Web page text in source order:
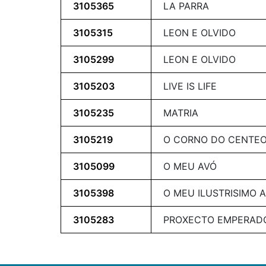
3105365 LA PARRA
3105315 LEON E OLVIDO
3105299 LEON E OLVIDO
3105203 LIVE IS LIFE
3105235 MATRIA
3105219 O CORNO DO
3105099 O MEU AVÓ
3105398 O MEU ILUSTRISIMO
3105283 PROXECTO